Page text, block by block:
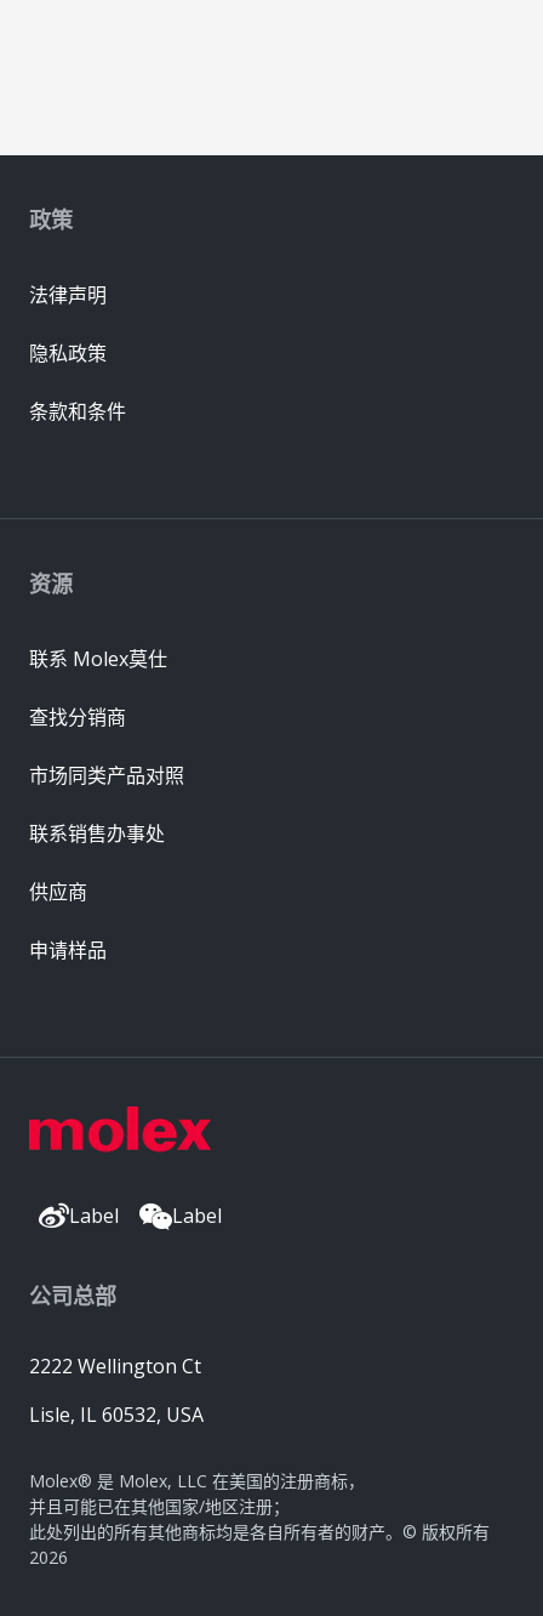
Label Label
公司总部
2222 Wellington Ct
Lisle, IL 60532, USA
Molex® 是 Molex, LLC 在美国的注册商标，
并且可能已在其他国家/地区注册；
此处列出的所有其他商标均是各自所有者的财产。© 版权所有
2026
资源
联系 Molex莫仕
查找分销商
市场同类产品对照
联系销售办事处
供应商
申请样品
政策
法律声明
隐私政策
条款和条件